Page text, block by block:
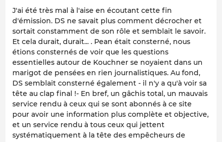
J'ai été très mal à l'aise en écoutant cette fin
d'émission. DS ne savait plus comment décrocher et
sortait constamment de son rôle et semblait le savoir.
Et cela durait, durait... . Pean était consterné, nous
étions consternés de voir que les questions
essentielles autour de Kouchner se noyaient dans un
marigot de pensées en rien journalistiques. Au fond,
DS semblait consterné également - il n'y a qu'à voir sa
tête au clap final !- En bref, un gâchis total, un mauvais
service rendu à ceux qui se sont abonnés à ce site
pour avoir une information plus complète et objective,
et un service rendu à tous ceux qui jettent
systématiquement à la tête des empêcheurs de